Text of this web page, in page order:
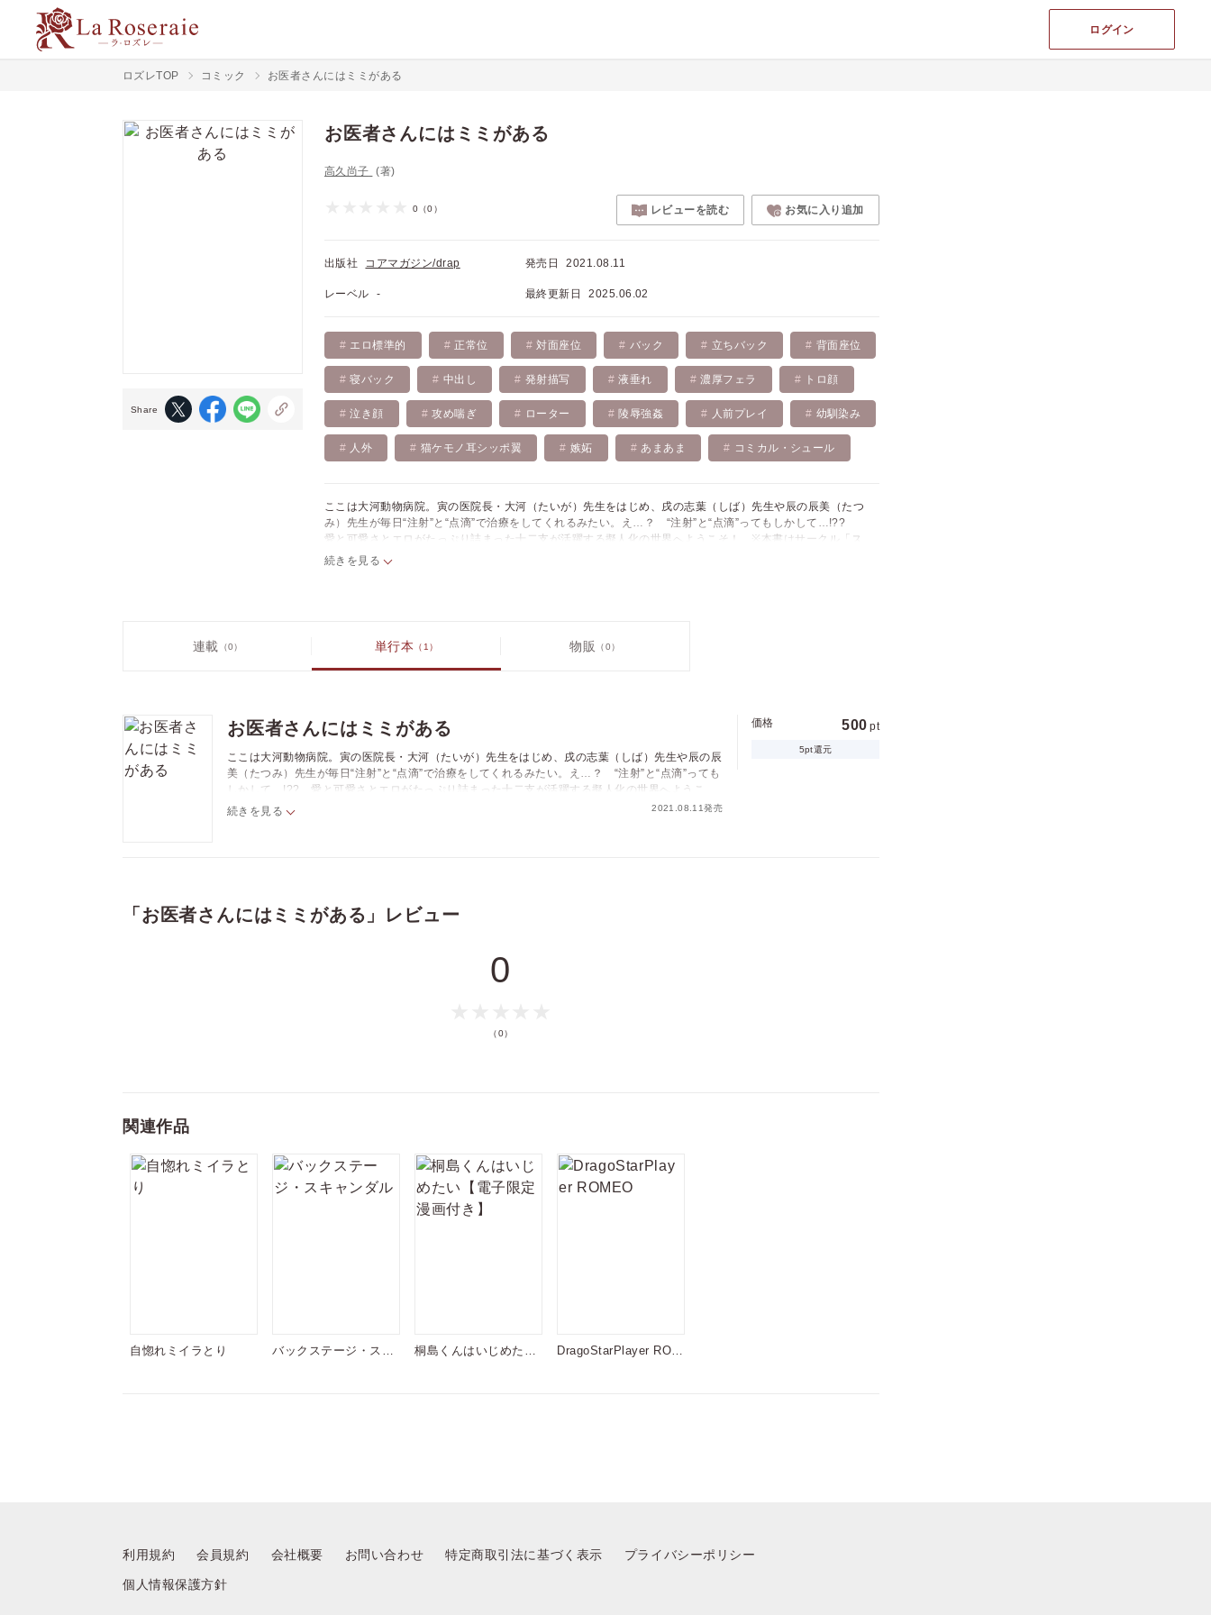
ログイン
ロズレTOP コミック お医者さんにはミミがある
Share
お医者さんにはミミがある
高久尚子 (著)
0 （0） レビューを読む お気に入り追加
出版社 コアマガジン/drap
レーベル -
発売日 2021.08.11
最終更新日 2025.06.02
エロ標準的 正常位 対面座位 バック 立ちバック 背面座位
寝バック 中出し 発射描写 液垂れ 濃厚フェラ トロ顔
泣き顔 攻め喘ぎ ローター 陵辱強姦 人前プレイ 幼馴染み
人外 猫ケモノ耳シッポ翼 嫉妬 あまあま コミカル・シュール
ここは大河動物病院。寅の医院長・大河（たいが）先生をはじめ、戌の志葉（しば）先生や辰の辰美（たつ
み）先生が毎日“注射”と“点滴”で治療をしてくれるみたい。え…？ “注射”と“点滴”ってもしかして…!??
愛と可愛さとエロがたっぷり詰まった十二支が活躍する擬人化の世界へようこそ！ ※本書はサークル「ス
ロウ」より2015年冬コミにて刊行された同人誌「商業誌掲載作品再録集 擬人化アワー」（雑誌「drap」
続きを見る
連載 （0） 単行本 （1） 物販 （0）
お医者さんにはミミがある
ここは大河動物病院。寅の医院長・大河（たいが）先生をはじめ、戌の志葉（しば）先生や辰の辰
美（たつみ）先生が毎日“注射”と“点滴”で治療をしてくれるみたい。え…？ “注射”と“点滴”っても
しかして…!?? 愛と可愛さとエロがたっぷり詰まった十二支が活躍する擬人化の世界へようこ
そ！ ※本書はサークル「スロウ」より2015年冬コミにて刊行された同人誌「商業誌掲載作品再
続きを見る 2021.08.11発売
価格 500 pt
5pt還元
「お医者さんにはミミがある」レビュー
0
（0）
関連作品
自惚れミイラとり
バックステージ・スキ
桐島くんはいじめたい
DragoStarPlayer ROM
利用規約 会員規約 会社概要 お問い合わせ 特定商取引法に基づく表示 プライバシーポリシー
個人情報保護方針
価格 pt
pt還元
す
ログイン